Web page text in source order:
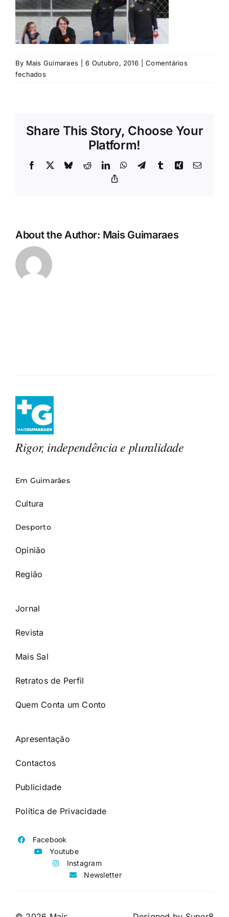
Rubricas
Jornal
Revista
By Mais Guimaraes 6 Outubro, 2016
Comentários
fechadosem
Share This Story, Choose Your
Platform!
Facebook BlueskyRedditLinkedInWhatsApp
TelegramTumblrXing Email
About the Author: Mais Guimaraes
Rigor, independência e pluralidade
Em Guimarães
Cultura
Desporto
Opinião
Região
Jornal
Revista
Mais Sal
Retratos de Perfil
Quem Conta um Conto
Apresentação
Contactos
Publicidade
Política de Privacidade
Facebook
Youtube
Instagram
Newsletter